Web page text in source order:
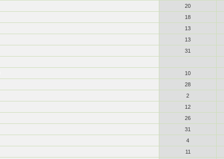
20
18
13
13
31
10
28
2
12
26
31
4
11